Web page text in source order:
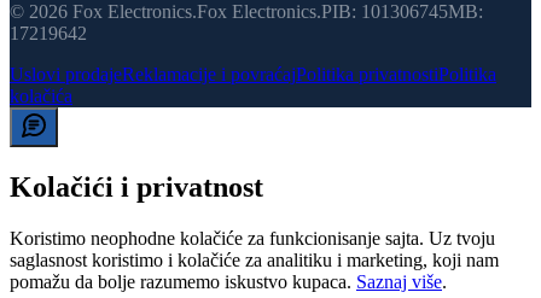
© 2026 Fox Electronics.Fox Electronics.PIB: 101306745MB:
17219642
Uslovi prodajeReklamacije i povraćajPolitika privatnostiPolitika
kolačića
Kolačići i privatnost
Koristimo neophodne kolačiće za funkcionisanje sajta. Uz tvoju
saglasnost koristimo i kolačiće za analitiku i marketing, koji nam
pomažu da bolje razumemo iskustvo kupaca. Saznaj više.